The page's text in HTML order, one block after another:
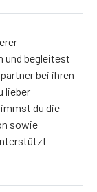
und begleitest
bei ihren
lieber
du die
sowie